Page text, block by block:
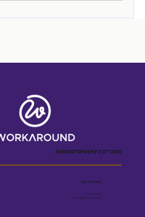
מחברים בין אנשים לתוצאות
שומרים על קשר
055-5001909
Efrat@workaround.blog